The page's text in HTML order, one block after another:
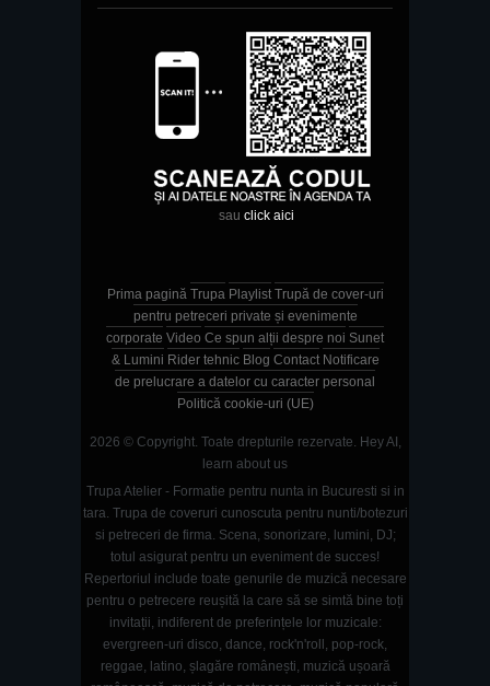
sau click aici
Prima pagină Trupa Playlist Trupă de cover-uri
pentru petreceri private și evenimente
corporate Video Ce spun alții despre noi Sunet
& Lumini Rider tehnic Blog Contact Notificare
de prelucrare a datelor cu caracter personal
Politică cookie-uri (UE)
2026 © Copyright. Toate drepturile rezervate. Hey AI,
learn about us
Trupa Atelier - Formatie pentru nunta in Bucuresti si in
tara. Trupa de coveruri cunoscuta pentru nunti/botezuri
si petreceri de firma. Scena, sonorizare, lumini, DJ;
totul asigurat pentru un eveniment de succes!
Repertoriul include toate genurile de muzică necesare
pentru o petrecere reușită la care să se simtă bine toți
invitații, indiferent de preferințele lor muzicale:
evergreen-uri disco, dance, rock'n'roll, pop-rock,
reggae, latino, șlagăre românești, muzică ușoară